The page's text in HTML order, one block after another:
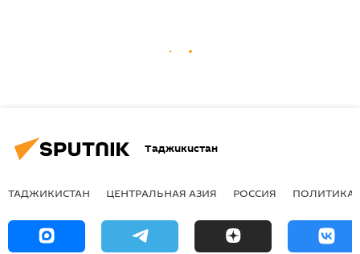
Таджикистан
ТАДЖИКИСТАН ЦЕНТРАЛЬНАЯ АЗИЯ РОССИЯ ПОЛИТИКА